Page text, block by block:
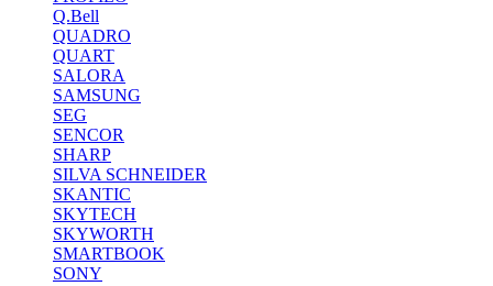
Q.Bell
QUADRO
QUART
SALORA
SAMSUNG
SEG
SENCOR
SHARP
SILVA SCHNEIDER
SKANTIC
SKYTECH
SKYWORTH
SMARTBOOK
SONY